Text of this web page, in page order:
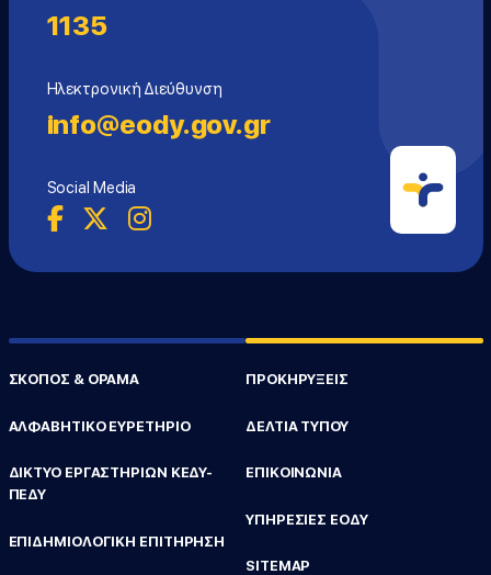
1135
Ηλεκτρονική Διεύθυνση
info@eody.gov.gr
Social Media
ΣΚΟΠΟΣ & ΟΡΑΜΑ
ΑΛΦΑΒΗΤΙΚΟ ΕΥΡΕΤΗΡΙΟ
ΔΙΚΤΥΟ ΕΡΓΑΣΤΗΡΙΩΝ ΚΕΔΥ-
ΠΕΔΥ
ΕΠΙΔΗΜΙΟΛΟΓΙΚΗ ΕΠΙΤΗΡΗΣΗ
ΠΡΟΚΗΡΥΞΕΙΣ
ΔΕΛΤΙΑ ΤΥΠΟΥ
ΕΠΙΚΟΙΝΩΝΙΑ
ΥΠΗΡΕΣΙΕΣ ΕΟΔΥ
SITEMAP